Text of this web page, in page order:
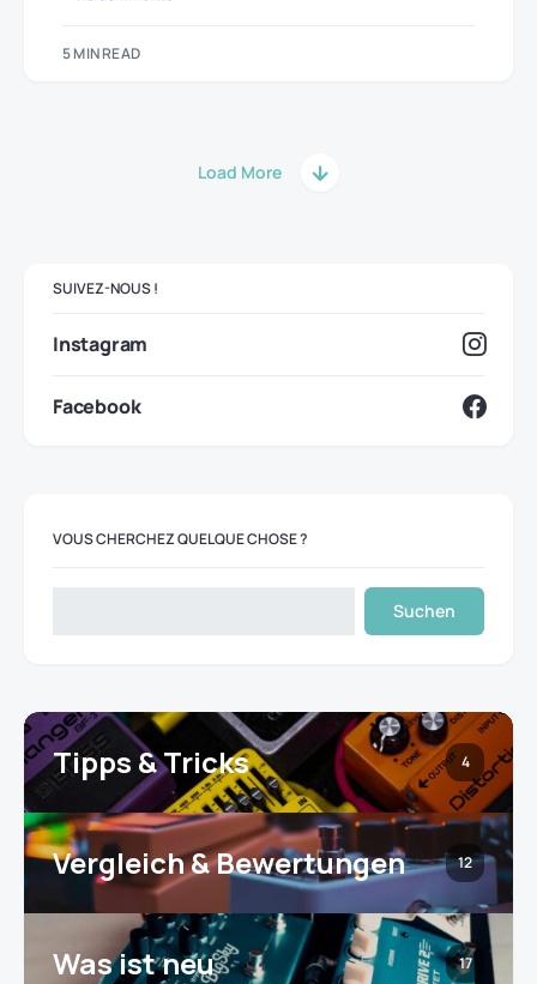
5 MIN READ
Load More
SUIVEZ-NOUS !
Instagram
Facebook
VOUS CHERCHEZ QUELQUE CHOSE ?
Suchen
Tipps & Tricks 4
Vergleich & Bewertungen 12
Was ist neu 17